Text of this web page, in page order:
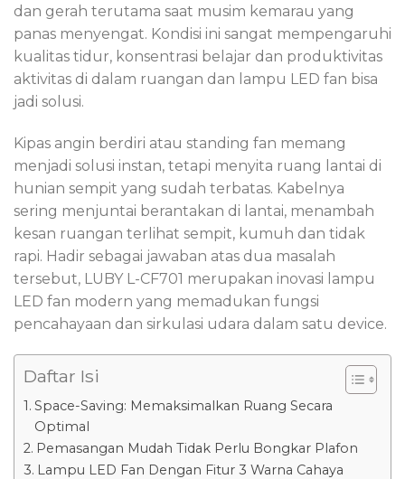
dan gerah terutama saat musim kemarau yang
panas menyengat. Kondisi ini sangat mempengaruhi
kualitas tidur, konsentrasi belajar dan produktivitas
aktivitas di dalam ruangan dan lampu LED fan bisa
jadi solusi.
Kipas angin berdiri atau standing fan memang
menjadi solusi instan, tetapi menyita ruang lantai di
hunian sempit yang sudah terbatas. Kabelnya
sering menjuntai berantakan di lantai, menambah
kesan ruangan terlihat sempit, kumuh dan tidak
rapi. Hadir sebagai jawaban atas dua masalah
tersebut, LUBY L-CF701 merupakan inovasi lampu
LED fan modern yang memadukan fungsi
pencahayaan dan sirkulasi udara dalam satu device.
Daftar Isi
Space-Saving: Memaksimalkan Ruang Secara
Optimal
Pemasangan Mudah Tidak Perlu Bongkar Plafon
Lampu LED Fan Dengan Fitur 3 Warna Cahaya